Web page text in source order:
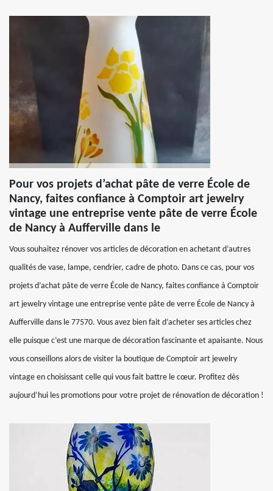
Pour vos projets d’achat pâte de verre École de
Nancy, faites confiance à Comptoir art jewelry
vintage une entreprise vente pâte de verre École
de Nancy à Aufferville dans le
Vous souhaitez rénover vos articles de décoration en achetant d’autres
qualités de vase, lampe, cendrier, cadre de photo. Dans ce cas, pour vos
projets d’achat pâte de verre École de Nancy, faites confiance à Comptoir
art jewelry vintage une entreprise vente pâte de verre École de Nancy à
Aufferville dans le 77570. Vous avez bien fait d’acheter ses articles chez
elle puisque c’est une marque de décoration fascinante et apaisante. Nous
vous conseillons alors de visiter la boutique de Comptoir art jewelry
vintage en choisissant celle qui vous fait battre le cœur. Profitez dès
aujourd’hui les promotions pour votre projet de rénovation de décoration !